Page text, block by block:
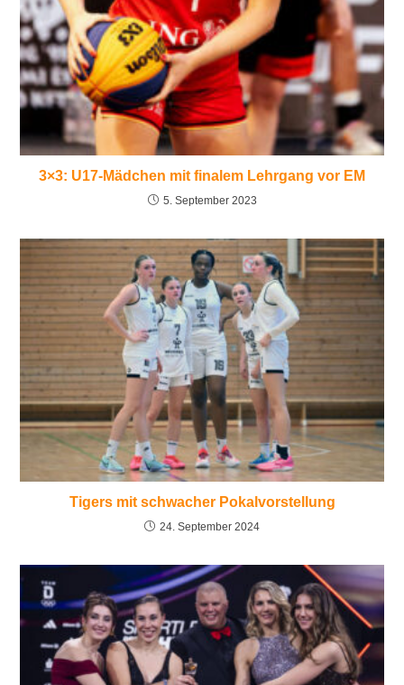
3×3: U17-Mädchen mit finalem Lehrgang vor EM
5. September 2023
Tigers mit schwacher Pokalvorstellung
24. September 2024